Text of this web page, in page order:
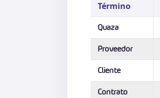
Término
Quaza
Proveedor
Cliente
Contrato